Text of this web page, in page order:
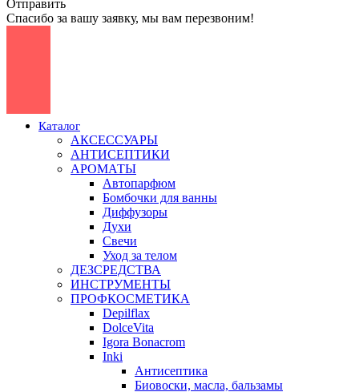
Отправить
Спасибо за вашу заявку, мы вам перезвоним!
Каталог
АКСЕССУАРЫ
АНТИСЕПТИКИ
АРОМАТЫ
Автопарфюм
Бомбочки для ванны
Диффузоры
Духи
Свечи
Уход за телом
ДЕЗСРЕДСТВА
ИНСТРУМЕНТЫ
ПРОФКОСМЕТИКА
Depilflax
DolceVita
Igora Bonacrom
Inki
Антисептика
Биовоски, масла, бальзамы